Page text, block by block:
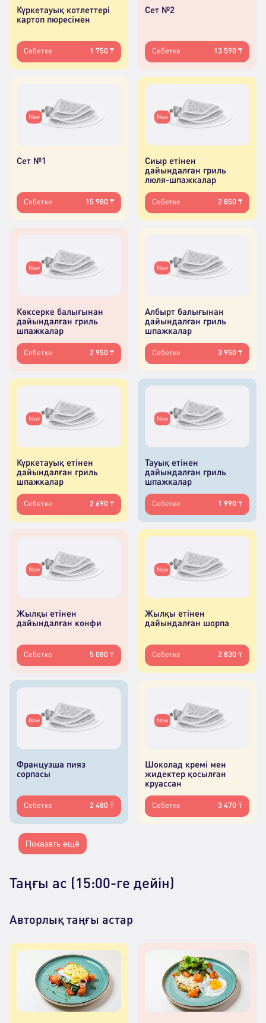
Күркетауық котлеттері
картоп пюресімен
Себетке 1 750 ₸
Сет №2
Себетке 13 590 ₸
New
Сет №1
Себетке 15 980 ₸
New
Сиыр етінен
дайындалған гриль
люля-шпажкалар
Себетке 2 850 ₸
New
Көксерке балығынан
дайындалған гриль
шпажкалар
Себетке 2 950 ₸
New
Албырт балығынан
дайындалған гриль
шпажкалар
Себетке 3 950 ₸
New
Күркетауық етінен
дайындалған гриль
шпажкалар
Себетке 2 690 ₸
New
Тауық етінен
дайындалған гриль
шпажкалар
Себетке 1 990 ₸
New
Жылқы етінен
дайындалған конфи
Себетке 5 080 ₸
New
Жылқы етінен
дайындалған шорпа
Себетке 2 830 ₸
New
Французша пияз
сорпасы
Себетке 2 480 ₸
New
Шоколад кремі мен
жидектер қосылған
круассан
Себетке 3 470 ₸
Показать ещё
Таңғы ас (15:00-ге дейін)
Авторлық таңғы астар